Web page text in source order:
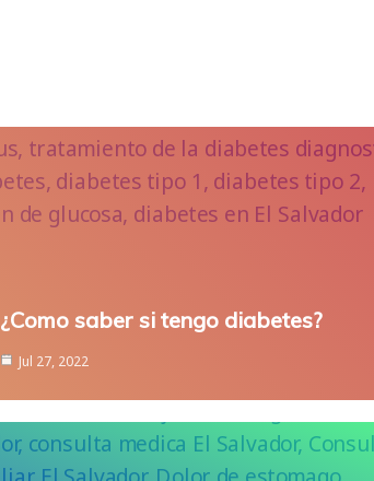
¿Como saber si tengo diabetes?
Jul 27, 2022